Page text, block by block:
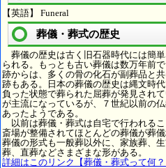
【英語】 Funeral
葬儀・葬式の歴史
葬儀の歴史は古く旧石器時代には簡
られる。もっとも古い葬儀は数万年前
跡からは、多くの骨の化石が副葬品と
跡もある。日本の葬儀の歴史は縄文時
負った状態で葬られた屈葬が発見され
が主流になっているが、７世紀以前の
あったようである。
以前は葬儀・葬式は自宅で行われる
斎場が整備されてほとんどの葬儀が葬
葬儀の形式も一般葬以外に、家族葬、
葬、直葬などさまざまな形がある。
詳細はこのリンク【葬儀・葬式って何？